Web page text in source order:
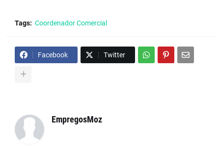
Tags: Coordenador Comercial
Facebook Twitter
EmpregosMoz